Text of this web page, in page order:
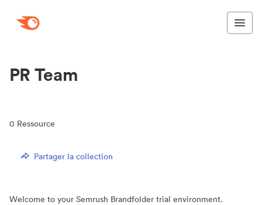
PR Team
0 Ressource
Partager la collection
Welcome to your Semrush Brandfolder trial environment.